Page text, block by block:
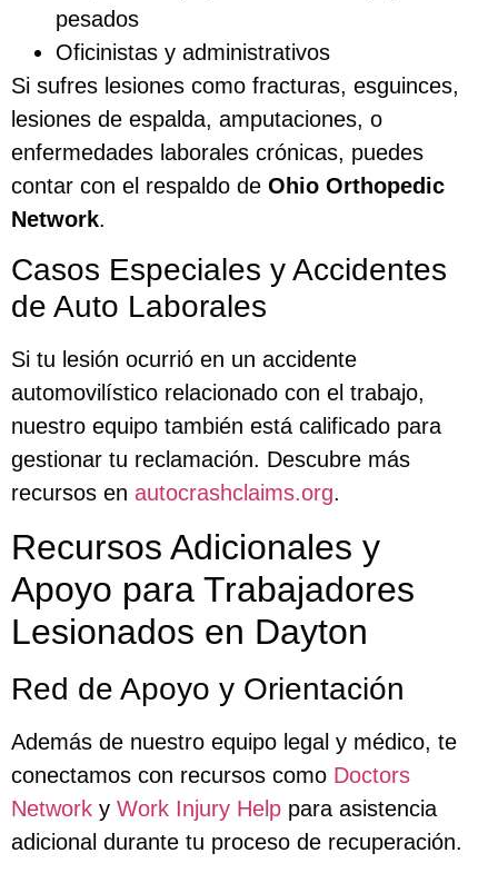
pesados
Oficinistas y administrativos
Si sufres lesiones como fracturas, esguinces,
lesiones de espalda, amputaciones, o
enfermedades laborales crónicas, puedes
contar con el respaldo de Ohio Orthopedic
Network.
Casos Especiales y Accidentes
de Auto Laborales
Si tu lesión ocurrió en un accidente
automovilístico relacionado con el trabajo,
nuestro equipo también está calificado para
gestionar tu reclamación. Descubre más
recursos en autocrashclaims.org.
Recursos Adicionales y
Apoyo para Trabajadores
Lesionados en Dayton
Red de Apoyo y Orientación
Además de nuestro equipo legal y médico, te
conectamos con recursos como Doctors
Network y Work Injury Help para asistencia
adicional durante tu proceso de recuperación.